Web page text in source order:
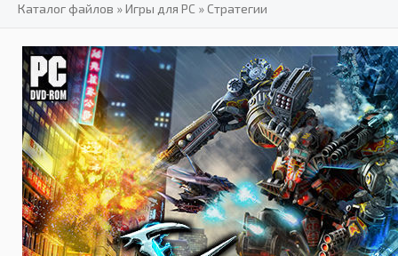
Каталог файлов »Игры для PC »Стратегии